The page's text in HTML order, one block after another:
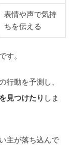
表情や声で気持
ちを伝える
です。
行動を予測し、
見つけたり しま
主が落ち込んで